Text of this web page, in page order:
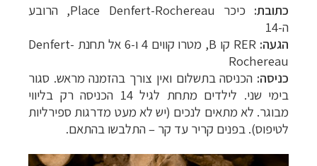
כתובת:כיכר Place Denfert-Rochereau, הרובע
ה-14
הגעה: RER קו B, מטרו קווים 4 ו-6 אל תחנת
Denfert-
Rochereau
כניסה: הכניסה בתשלום ואין צורך בהזמנה מראש. סגור
בימי שני. לילדים מתחת לגיל 14 הכניסה רק בליווי
מבוגר. לא מתאים לנכים (יש לא מעט מדרגות ספירליות
לטיפוס). בפנים קריר עד קר – התלבשו בהתאם.